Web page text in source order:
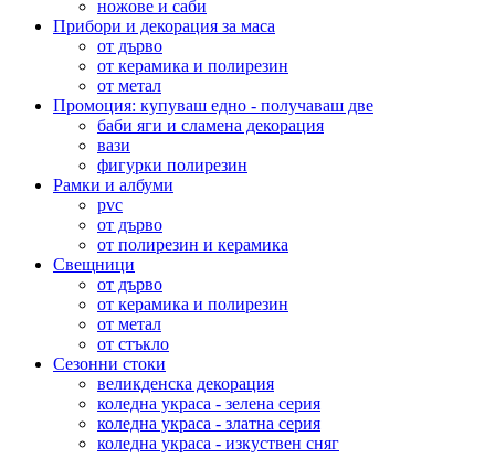
ножове и саби
Прибори и декорация за маса
от дърво
от керамика и полирезин
от метал
Промоция: купуваш едно - получаваш две
баби яги и сламена декорация
вази
фигурки полирезин
Рамки и албуми
pvc
от дърво
от полирезин и керамика
Свещници
от дърво
от керамика и полирезин
от метал
от стъкло
Сезонни стоки
великденска декорация
коледна украса - зелена серия
коледна украса - златна серия
коледна украса - изкуствен сняг